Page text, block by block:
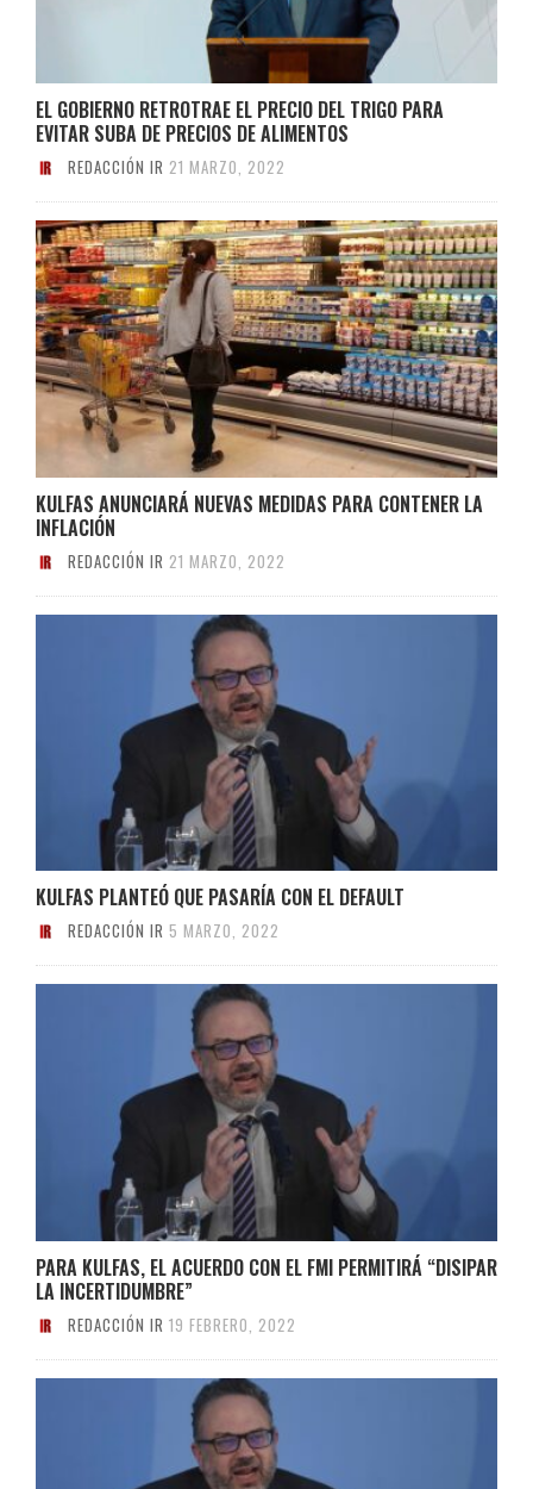
EL GOBIERNO RETROTRAE EL PRECIO DEL TRIGO PARA
EVITAR SUBA DE PRECIOS DE ALIMENTOS
REDACCIÓN IR 21 MARZO, 2022
KULFAS ANUNCIARÁ NUEVAS MEDIDAS PARA CONTENER LA
INFLACIÓN
REDACCIÓN IR 21 MARZO, 2022
KULFAS PLANTEÓ QUE PASARÍA CON EL DEFAULT
REDACCIÓN IR 5 MARZO, 2022
PARA KULFAS, EL ACUERDO CON EL FMI PERMITIRÁ “DISIPAR
LA INCERTIDUMBRE”
REDACCIÓN IR 19 FEBRERO, 2022